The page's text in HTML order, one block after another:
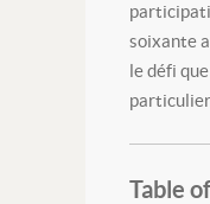
soixante
le défi
Table